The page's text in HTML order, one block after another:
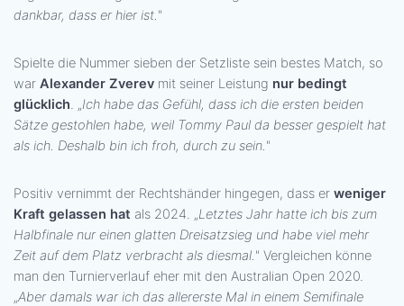
dankbar, dass er hier ist."
Spielte die Nummer sieben der Setzliste sein bestes Match, so
war Alexander Zverev mit seiner Leistung nur bedingt
glücklich. „Ich habe das Gefühl, dass ich die ersten beiden
Sätze gestohlen habe, weil Tommy Paul da besser gespielt hat
als ich. Deshalb bin ich froh, durch zu sein."
Positiv vernimmt der Rechtshänder hingegen, dass er weniger
Kraft gelassen hat als 2024. „Letztes Jahr hatte ich bis zum
Halbfinale nur einen glatten Dreisatzsieg und habe viel mehr
Zeit auf dem Platz verbracht als diesmal." Vergleichen könne
man den Turnierverlauf eher mit den Australian Open 2020.
„Aber damals war ich das allererste Mal in einem Semifinale